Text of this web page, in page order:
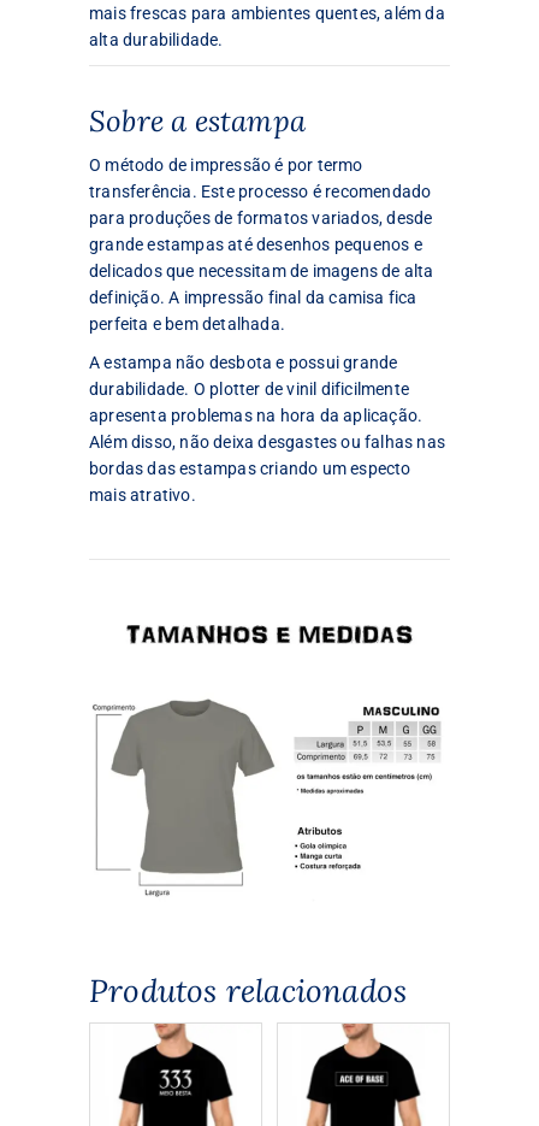
mais frescas para ambientes quentes, além da
alta durabilidade.
Sobre a estampa
O método de impressão é por termo
transferência. Este processo é recomendado
para produções de formatos variados, desde
grande estampas até desenhos pequenos e
delicados que necessitam de imagens de alta
definição. A impressão final da camisa fica
perfeita e bem detalhada.
A estampa não desbota e possui grande
durabilidade. O plotter de vinil dificilmente
apresenta problemas na hora da aplicação.
Além disso, não deixa desgastes ou falhas nas
bordas das estampas criando um especto
mais atrativo.
Produtos relacionados